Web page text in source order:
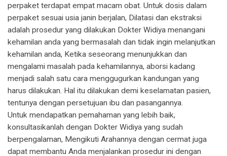
perpaket terdapat empat macam obat. Untuk dosis dalam
perpaket sesuai usia janin berjalan, Dilatasi dan ekstraksi
adalah prosedur yang dilakukan Dokter Widiya menangani
kehamilan anda yang bermasalah dan tidak ingin melanjutkan
kehamilan anda, Ketika seseorang menunjukkan dan
mengalami masalah pada kehamilannya, aborsi kadang
menjadi salah satu cara menggugurkan kandungan yang
harus dilakukan. Hal itu dilakukan demi keselamatan pasien,
tentunya dengan persetujuan ibu dan pasangannya.
Untuk mendapatkan pemahaman yang lebih baik,
konsultasikanlah dengan Dokter Widiya yang sudah
berpengalaman, Mengikuti Arahannya dengan cermat juga
dapat membantu Anda menjalankan prosedur ini dengan